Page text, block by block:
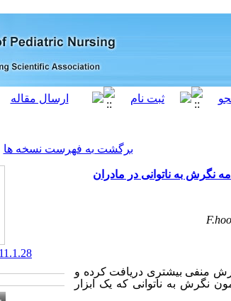
برگشت به فهرست نسخه ها
نگرش به ناتوانی در مادران
منفی بیشتری دریافت کرده و
نگرش به ناتوانی که یک ابزار